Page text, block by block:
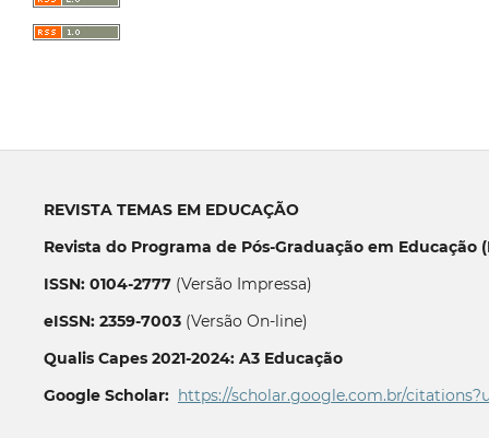
REVISTA TEMAS EM EDUCAÇÃO
Revista do Programa de Pós-Graduação em Educação
ISSN: 0104-2777(Versão Impressa)
eISSN: 2359-7003(Versão On-line)
Qualis Capes 2021-2024: A3 Educação
Google Scholar: https://scholar.google.com.br/